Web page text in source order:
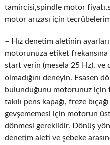
tamircisi,spindle motor
motor arızası için
– Hız denetim aletinin
motorunuza etiket
start verin (mesela 25 Hz),
olmadığını deneyin. Esasen
bulunduğunu motorunuz için
takılı pens kapağı, freze
gevşememesi için motorun
dönmesi gereklidir. Dönüş
denetim aleti ve şebeke